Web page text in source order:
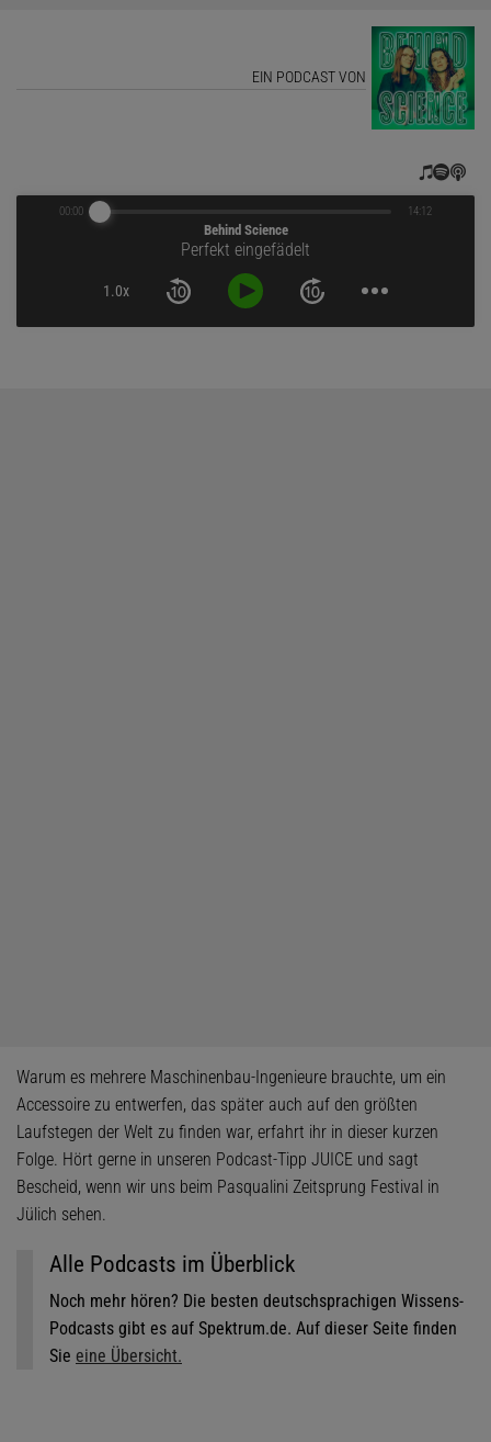
EIN PODCAST VON
Behind Science
Perfekt eingefädelt
1.0x
00:00 14:12
Warum es mehrere Maschinenbau-Ingenieure brauchte, um ein
Accessoire zu entwerfen, das später auch auf den größten
Laufstegen der Welt zu finden war, erfahrt ihr in dieser kurzen
Folge. Hört gerne in unseren Podcast-Tipp JUICE und sagt
Bescheid, wenn wir uns beim Pasqualini Zeitsprung Festival in
Jülich sehen.
Alle Podcasts im Überblick
Noch mehr hören? Die besten deutschsprachigen Wissens-
Podcasts gibt es auf Spektrum.de. Auf dieser Seite finden
Sie eine Übersicht.